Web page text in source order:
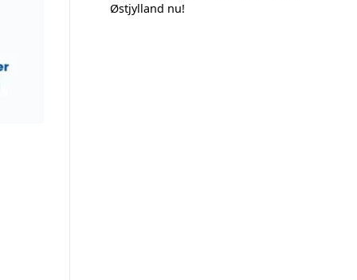
Østjylland nu!